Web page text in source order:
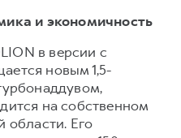
и экономичность
в версии с
новым 1,5-
на собственном
области. Его